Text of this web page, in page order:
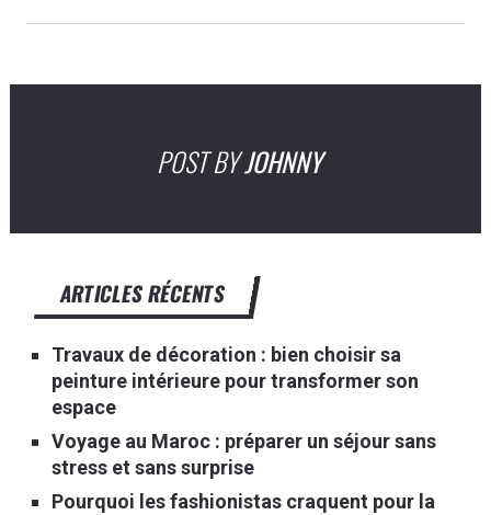
POST BYJOHNNY
ARTICLES RÉCENTS
Travaux de décoration : bien choisir sa
peinture intérieure pour transformer son
espace
Voyage au Maroc : préparer un séjour sans
stress et sans surprise
Pourquoi les fashionistas craquent pour la